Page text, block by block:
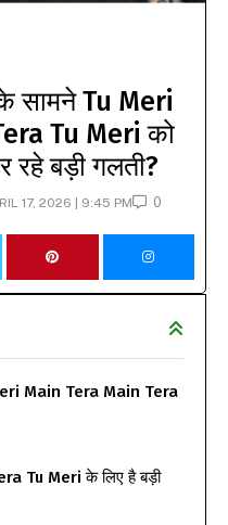
सामने Tu Meri
Tu Meri को
रहे बड़ी गलती?
17, 2026 | 9:45 PM 0
Main Tera Main Tera
Tu Meri के लिए है बड़ी